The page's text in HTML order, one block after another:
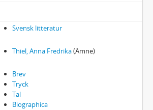
Svensk litteratur
Thiel, Anna Fredrika(Ämne)
Brev
Tryck
Tal
Biographica